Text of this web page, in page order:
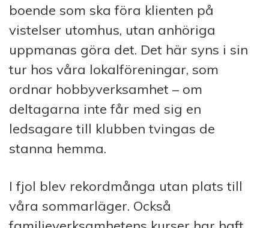
boende som ska föra klienten på
vistelser utomhus, utan anhöriga
uppmanas göra det. Det här syns i sin
tur hos våra lokalföreningar, som
ordnar hobbyverksamhet – om
deltagarna inte får med sig en
ledsagare till klubben tvingas de
stanna hemma.
I fjol blev rekordmånga utan plats till
våra sommarläger. Också